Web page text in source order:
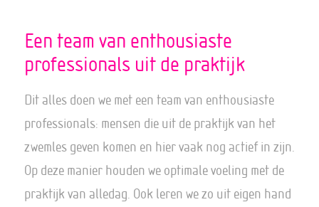
Een team van enthousiaste
professionals uit de praktijk
Dit alles doen we met een team van enthousiaste
professionals: mensen die uit de praktijk van het
zwemles geven komen en hier vaak nog actief in zijn.
Op deze manier houden we optimale voeling met de
praktijk van alledag. Ook leren we zo uit eigen hand